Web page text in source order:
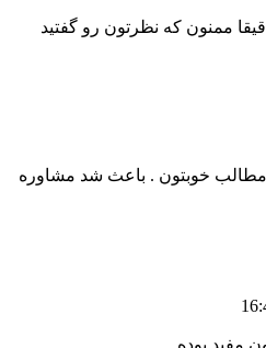
ممنون که نظرتون رو گفتید
خوبتون . باعث شد مشاوره